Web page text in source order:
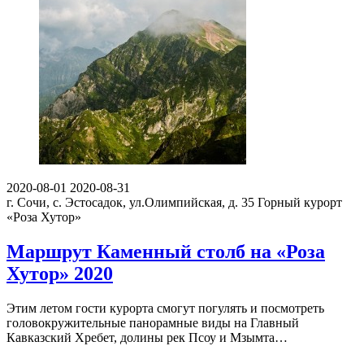
2020-08-01 2020-08-31
г. Сочи, с. Эстосадок, ул.Олимпийская, д. 35 Горный курорт
«Роза Хутор»
Маршрут Каменный столб на «Роза
Хутор» 2020
Этим летом гости курорта смогут погулять и посмотреть
головокружительные панорамные виды на Главный
Кавказский Хребет, долины рек Псоу и Мзымта…